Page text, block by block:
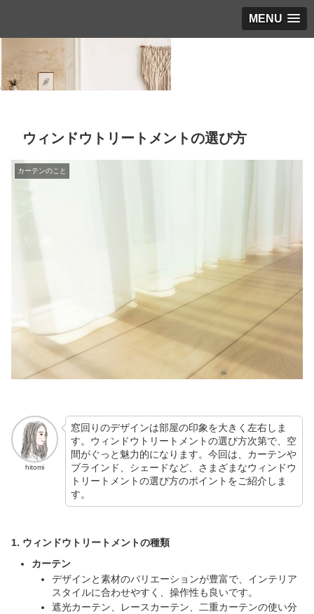
MENU
ウィンドウトリートメントの選び方
カーテンのこと
hitomi
窓回りのデザインは部屋の印象を大きく左右しま
す。ウィンドウトリートメントの選び方次第で、空
間がぐっと魅力的になります。今回は、カーテンや
ブラインド、シェードなど、さまざまなウィンドウ
トリートメントの選び方のポイントをご紹介しま
す。
1. ウィンドウトリートメントの種類
カーテン
デザインと素材のバリエーションが豊富で、インテリア
スタイルに合わせやすく、操作性も良いです。
遮光カーテン、レースカーテン、二重カーテンの使い分